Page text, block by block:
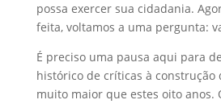
possa exercer sua cidadania.
feita, voltamos a uma pergunta:
É preciso uma pausa aqui para
histórico de críticas à construção
muito maior que estes oito anos.